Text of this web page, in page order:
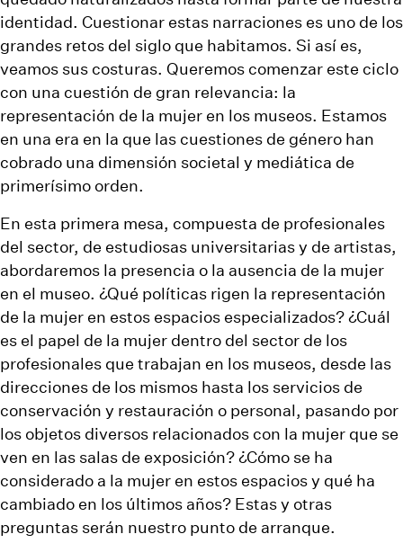
identidad. Cuestionar estas narraciones es uno de los
grandes retos del siglo que habitamos. Si así es,
veamos sus costuras. Queremos comenzar este ciclo
con una cuestión de gran relevancia: la
representación de la mujer en los museos. Estamos
en una era en la que las cuestiones de género han
cobrado una dimensión societal y mediática de
primerísimo orden.
En esta primera mesa, compuesta de profesionales
del sector, de estudiosas universitarias y de artistas,
abordaremos la presencia o la ausencia de la mujer
en el museo. ¿Qué políticas rigen la representación
de la mujer en estos espacios especializados? ¿Cuál
es el papel de la mujer dentro del sector de los
profesionales que trabajan en los museos, desde las
direcciones de los mismos hasta los servicios de
conservación y restauración o personal, pasando por
los objetos diversos relacionados con la mujer que se
ven en las salas de exposición? ¿Cómo se ha
considerado a la mujer en estos espacios y qué ha
cambiado en los últimos años? Estas y otras
preguntas serán nuestro punto de arranque.